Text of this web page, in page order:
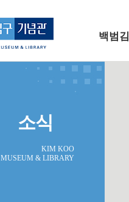
백범
소식
KIM KOO
MUSEUM & LIBRARY